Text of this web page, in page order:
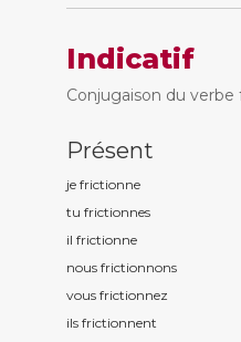
Indicatif
Conjugaison du verbe
Présent
je frictionne
tu frictionnes
il frictionne
nous frictionnons
vous frictionnez
ils frictionnent